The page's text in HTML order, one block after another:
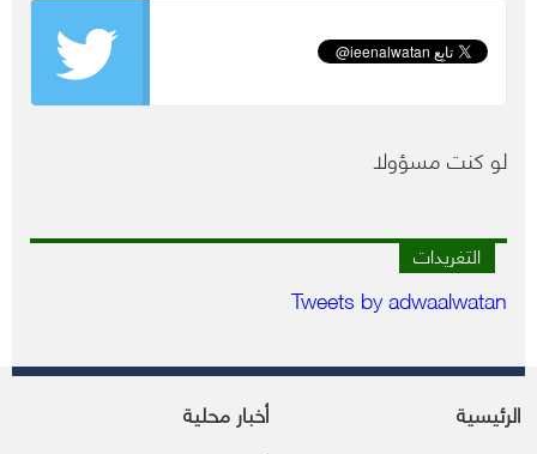
لو كنت مسؤولا
التغريدات
Tweets by adwaalwatan
الرئيسية
أخبار محلية